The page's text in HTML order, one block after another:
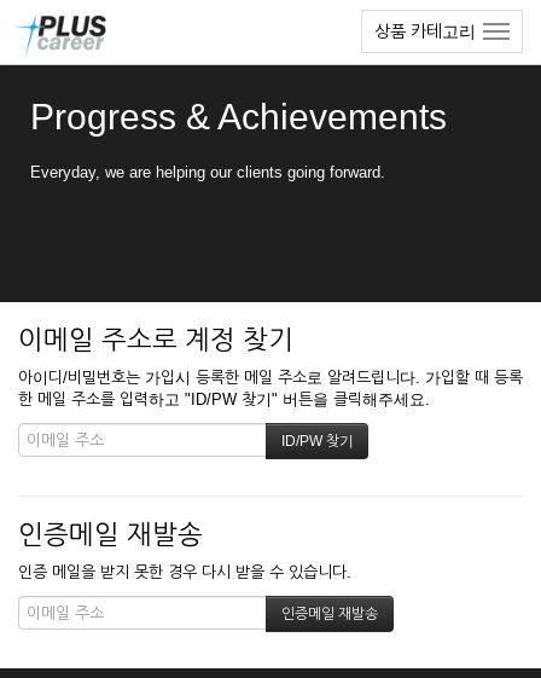
상품 카테고리
Progress & Achievements
Everyday, we are helping our clients going forward.
이메일 주소로 계정 찾기
아이디/비밀번호는 가입시 등록한 메일 주소로 알려드립니다. 가입할 때 등록
한 메일 주소를 입력하고 "ID/PW 찾기" 버튼을 클릭해주세요.
인증메일 재발송
인증 메일을 받지 못한 경우 다시 받을 수 있습니다.